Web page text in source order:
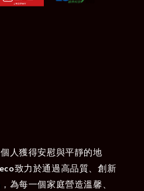
人獲得安慰與平靜的地
致力於通過高品質、創新
為每一個家庭營造溫馨、